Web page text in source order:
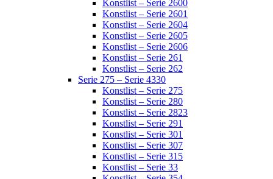
Konstlist – Serie 2600
Konstlist – Serie 2601
Konstlist – Serie 2604
Konstlist – Serie 2605
Konstlist – Serie 2606
Konstlist – Serie 261
Konstlist – Serie 262
Serie 275 – Serie 4330
Konstlist – Serie 275
Konstlist – Serie 280
Konstlist – Serie 2823
Konstlist – Serie 291
Konstlist – Serie 301
Konstlist – Serie 307
Konstlist – Serie 315
Konstlist – Serie 33